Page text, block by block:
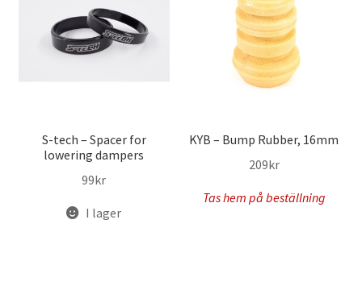
S-tech – Spacer for
lowering dampers
99kr
I lager
KYB – Bump Rubber, 16mm
209kr
Tas hem på beställning